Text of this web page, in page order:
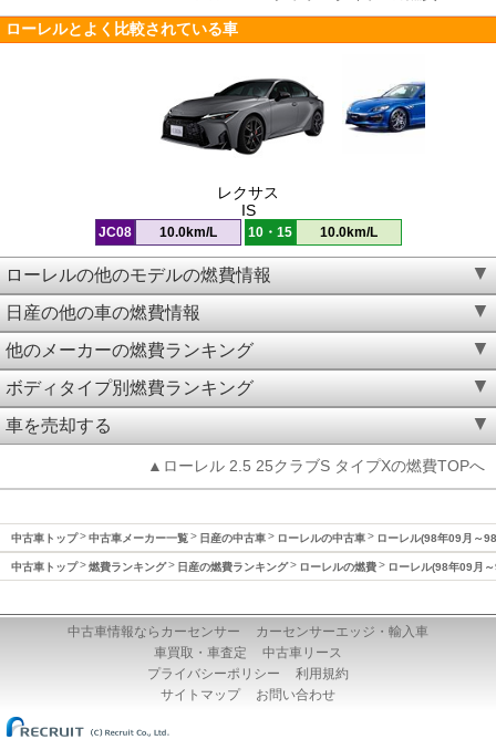
ローレルとよく比較されている車
レクサス
IS
JC08 10.0km/L 10・15 10.0km/L
ローレルの他のモデルの燃費情報
日産の他の車の燃費情報
他のメーカーの燃費ランキング
ボディタイプ別燃費ランキング
車を売却する
▲ローレル 2.5 25クラブS タイプXの燃費TOPへ
中古車トップ 中古車メーカー一覧 日産の中古車 ローレルの中古車 ローレル(98年09月～
中古車トップ 燃費ランキング 日産の燃費ランキング ローレルの燃費 ローレル(98年09月
中古車情報ならカーセンサー
カーセンサーエッジ・輸入車
車買取・車査定
中古車リース
プライバシーポリシー
利用規約
サイトマップ
お問い合わせ